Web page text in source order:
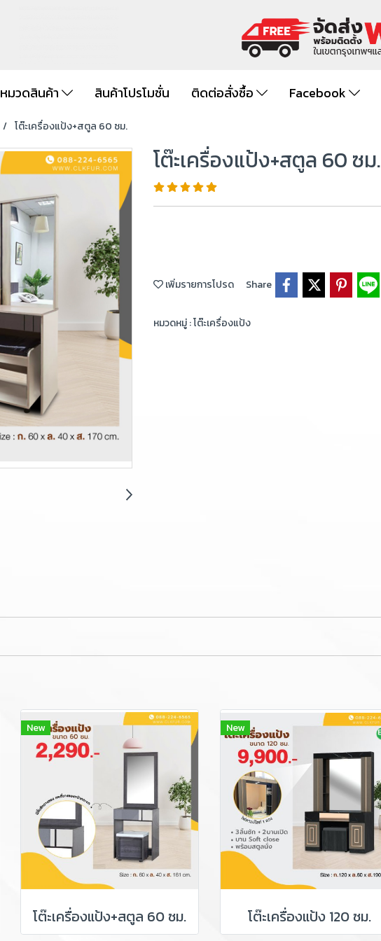
หมวดสินค้า สินค้าโปรโมชั่น ติดต่อสั่งซื้อ Facebook
โต๊ะเครื่องแป้ง+สตูล 60 ซม.
โต๊ะเครื่องแป้ง+สตูล 60 ซม.
เพิ่มรายการโปรด Share
หมวดหมู่ :โต๊ะเครื่องแป้ง
New
โต๊ะเครื่องแป้ง+สตูล 60 ซม.
New
โต๊ะเครื่องแป้ง 120 ซม.